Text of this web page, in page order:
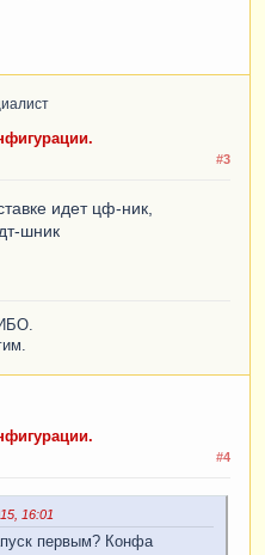
#3
идет цф-ник,
шник
#4
16:01
первым? Конфа